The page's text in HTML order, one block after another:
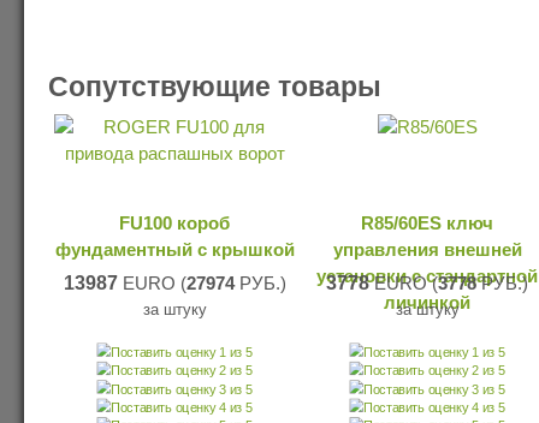
Сопутствующие товары
FU100 короб
фундаментный с крышкой
13987EURO (27974РУБ.)
за штуку
R85/60ES ключ
управления внешней
установки с стандартной
личинкой
3778EURO (3778РУБ.)
за штуку